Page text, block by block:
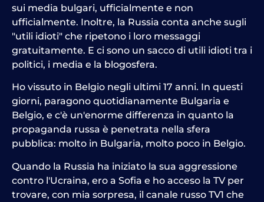
sui media bulgari, ufficialmente e non
ufficialmente. Inoltre, la Russia conta anche sugli
"utili idioti" che ripetono i loro messaggi
gratuitamente. E ci sono un sacco di utili idioti tra i
politici, i media e la blogosfera.
Ho vissuto in Belgio negli ultimi 17 anni. In questi
giorni, paragono quotidianamente Bulgaria e
Belgio, e c'è un'enorme differenza in quanto la
propaganda russa è penetrata nella sfera
pubblica: molto in Bulgaria, molto poco in Belgio.
Quando la Russia ha iniziato la sua aggressione
contro l'Ucraina, ero a Sofia e ho acceso la TV per
trovare, con mia sorpresa, il canale russo TV1 che